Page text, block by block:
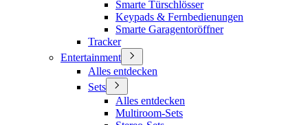
Smarte Türschlösser
Keypads & Fernbedienungen
Smarte Garagentoröffner
Tracker
Entertainment
Alles entdecken
Sets
Alles entdecken
Multiroom-Sets